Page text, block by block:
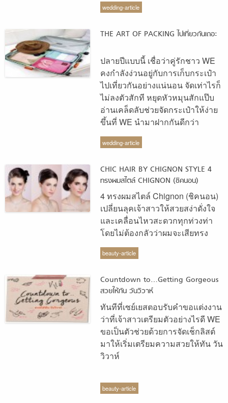
wedding-article
THE ART OF PACKING ไปเที่ยวกันเถอะ
ปลายปีแบบนี้ เชื่อว่าคู่รักชาว WE
คงกำลังง่วนอยู่กับการเก็บกระเป๋า
ไปเที่ยวกันอย่างแน่นอน จัดเท่าไรก็
ไม่ลงตัวสักที หยุดหัวหมุนสักแป๊บ
อ่านเคล็ดลับช่วยจัดกระเป๋าให้ง่าย
ขึ้นที่ WE นำมาฝากกันดีกว่า
wedding-article
CHIC HAIR BY CHIGNON STYLE 4
ทรงผมสไตล์ CHIGNON (ชิคนอน)
4 ทรงผมสไตล์ Chignon (ชิคนอน)
เปลี่ยนลุคเจ้าสาวให้สวยสง่าดั่งใจ
และเคลื่อนไหวสะดวกทุกท่วงท่า
โดยไม่ต้องกลัวว่าผมจะเสียทรง
beauty-article
Countdown to…Getting Gorgeous
สวยให้ทัน วันวิวาห์
ทันทีที่เซย์เยสตอบรับคำขอแต่งงาน
ว่าที่เจ้าสาวเตรียมตัวอย่างไรดี WE
ขอเป็นตัวช่วยด้วยการจัดเช็กลิสต์
มาให้เริ่มเตรียมความสวยให้ทัน วัน
วิวาห์
beauty-article